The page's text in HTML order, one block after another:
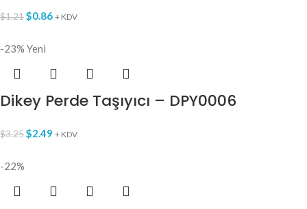
$1.21$0.86 + KDV
-23% Yeni
Dikey Perde Taşıyıcı – DPY0006
$3.25$2.49 + KDV
-22%